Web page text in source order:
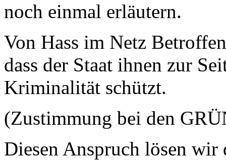
noch einmal erläutern.
Von Hass im Netz
dass der Staat ihnen zur
Kriminalität schützt.
(Zustimmung bei den
Diesen Anspruch lösen